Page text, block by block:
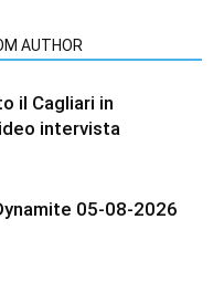
AUTHOR
il Cagliari in
intervista
05-08-2026